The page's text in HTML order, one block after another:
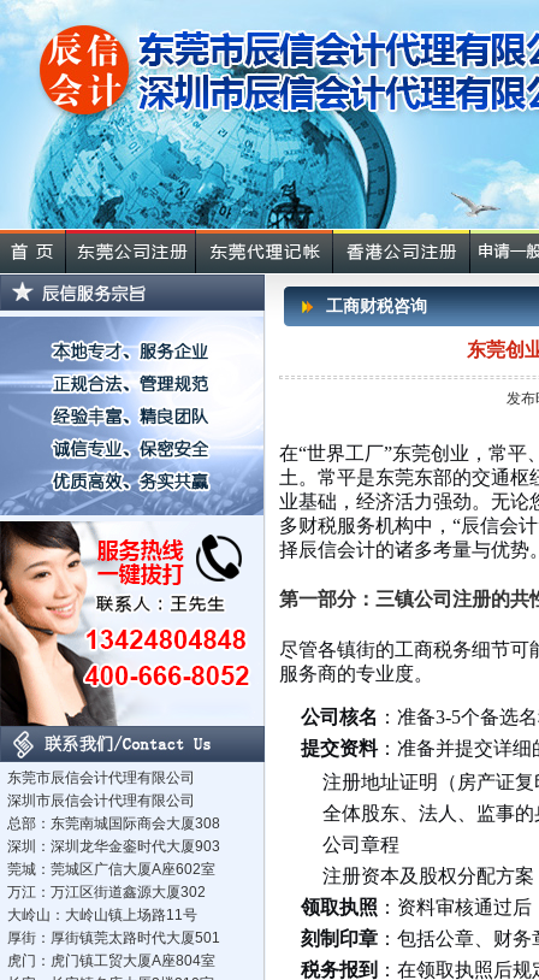
东莞市辰信会计代理有限公司
深圳市辰信会计代理有限公司
总部：东莞南城国际商会大厦308
深圳：深圳龙华金銮时代大厦903
莞城：莞城区广信大厦A座602室
万江：万江区街道鑫源大厦302
大岭山：大岭山镇上场路11号
厚街：厚街镇莞太路时代大厦501
虎门：虎门镇工贸大厦A座804室
工商财税咨询
东莞创
发
在“世界工厂”东莞创业，常
土。常平是东莞东部的交通
业基础，经济活力强劲。无
多财税服务机构中，“辰信会
择辰信会计的诸多考量与优势
第一部分：三镇公司注册的共
尽管各镇街的工商税务细节可
服务商的专业度。
公司核名 ：准备3-5个备选
提交资料：准备并提交详细
注册地址证明（房产证
全体股东、法人、监事
公司章程
注册资本及股权分配方案
领取执照 ：资料审核通过
刻制印章 ：包括公章、财
税务报到 ：在领取执照后